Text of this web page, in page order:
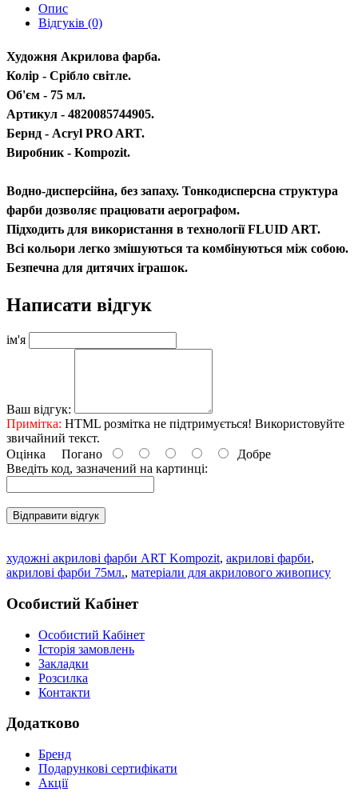
Опис
Відгуків (0)
Художня Акрилова фарба.
Колір - Срібло світле.
Об'єм - 75 мл.
Артикул - 4820085744905.
Бернд - Acryl PRO ART.
Виробник - Kompozit.
Водно-дисперсійна, без запаху. Тонкодисперсна структура
фарби дозволяє працювати аерографом.
Підходить для використання в технології FLUID ART.
Всі кольори легко змішуються та комбінуються між собою.
Безпечна для дитячих іграшок.
Написати відгук
ім'я
Ваш відгук:
Примітка: HTML розмітка не підтримується! Використовуйте
звичайний текст.
Оцінка Погано
Добре
Введіть код, зазначений на картинці:
Відправити відгук
художні акрилові фарби ART Kompozit, акрилові фарби,
акрилові фарби 75мл., матеріали для акрилового живопису
Особистий Кабінет
Особистий Кабінет
Історія замовлень
Закладки
Розсилка
Контакти
Додатково
Бренд
Подарункові сертифікати
Акції